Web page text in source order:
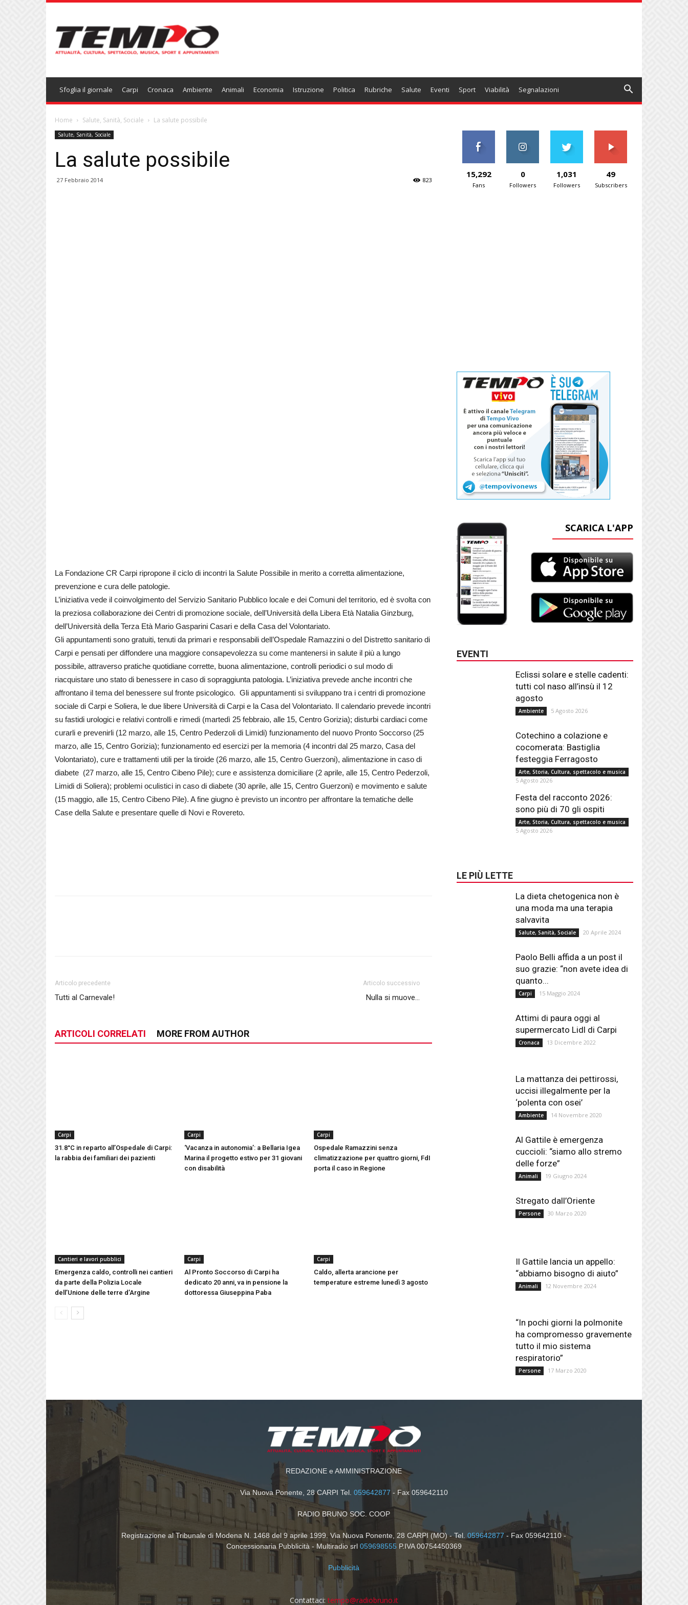
Sfoglia il giornale Carpi Cronaca Ambiente Animali Economia Istruzione Politica Rubriche Salute Eventi Sport Viabilità Segnalazioni
Home Salute, Sanità, Sociale La salute possibile
Salute, Sanità, Sociale
La salute possibile
27 Febbraio 2014 823
La Fondazione CR Carpi ripropone il ciclo di incontri la Salute Possibile in merito a corretta alimentazione,
prevenzione e cura delle patologie.
L’iniziativa vede il coinvolgimento del Servizio Sanitario Pubblico locale e dei Comuni del territorio, ed è svolta con
la preziosa collaborazione dei Centri di promozione sociale, dell’Università della Libera Età Natalia Ginzburg,
dell’Università della Terza Età Mario Gasparini Casari e della Casa del Volontariato.
Gli appuntamenti sono gratuiti, tenuti da primari e responsabili dell’Ospedale Ramazzini o del Distretto sanitario di
Carpi e pensati per diffondere una maggiore consapevolezza su come mantenersi in salute il più a lungo
possibile, attraverso pratiche quotidiane corrette, buona alimentazione, controlli periodici o sul modo di
riacquistare uno stato di benessere in caso di sopraggiunta patologia. L’iniziativa prevede anche incontri che
affrontano il tema del benessere sul fronte psicologico. Gli appuntamenti si sviluppano tra i centri di promozione
sociale di Carpi e Soliera, le due libere Università di Carpi e la Casa del Volontariato. Il calendario prevede incontri
su fastidi urologici e relativi controlli e rimedi (martedì 25 febbraio, alle 15, Centro Gorizia); disturbi cardiaci come
curarli e prevenirli (12 marzo, alle 15, Centro Pederzoli di Limidi) funzionamento del nuovo Pronto Soccorso (25
marzo, alle 15, Centro Gorizia); funzionamento ed esercizi per la memoria (4 incontri dal 25 marzo, Casa del
Volontariato), cure e trattamenti utili per la tiroide (26 marzo, alle 15, Centro Guerzoni), alimentazione in caso di
diabete (27 marzo, alle 15, Centro Cibeno Pile); cure e assistenza domiciliare (2 aprile, alle 15, Centro Pederzoli,
Limidi di Soliera); problemi oculistici in caso di diabete (30 aprile, alle 15, Centro Guerzoni) e movimento e salute
(15 maggio, alle 15, Centro Cibeno Pile). A fine giugno è previsto un incontro per affrontare la tematiche delle
Case della Salute e presentare quelle di Novi e Rovereto.
Articolo precedente
Tutti al Carnevale!
Articolo successivo
Nulla si muove…
ARTICOLI CORRELATI MORE FROM AUTHOR
Carpi
31.8°C in reparto all’Ospedale di Carpi:
la rabbia dei familiari dei pazienti
Carpi
‘Vacanza in autonomia’: a Bellaria Igea
Marina il progetto estivo per 31 giovani
con disabilità
Carpi
Ospedale Ramazzini senza
climatizzazione per quattro giorni, FdI
porta il caso in Regione
Cantieri e lavori pubblici
Emergenza caldo, controlli nei cantieri
da parte della Polizia Locale
dell’Unione delle terre d’Argine
Carpi
Al Pronto Soccorso di Carpi ha
dedicato 20 anni, va in pensione la
dottoressa Giuseppina Paba
Carpi
Caldo, allerta arancione per
temperature estreme lunedì 3 agosto
15,292
Fans
0
Followers
1,031
Followers
49
Subscribers
SCARICA L'APP
EVENTI
Eclissi solare e stelle cadenti:
tutti col naso all’insù il 12
agosto
Ambiente 5 Agosto 2026
Cotechino a colazione e
cocomerata: Bastiglia
festeggia Ferragosto
Arte, Storia, Cultura, spettacolo e musica
5 Agosto 2026
Festa del racconto 2026:
sono più di 70 gli ospiti
Arte, Storia, Cultura, spettacolo e musica
5 Agosto 2026
LE PIÙ LETTE
La dieta chetogenica non è
una moda ma una terapia
salvavita
Salute, Sanità, Sociale 20 Aprile 2024
Paolo Belli affida a un post il
suo grazie: “non avete idea di
quanto...
Carpi 15 Maggio 2024
Attimi di paura oggi al
supermercato Lidl di Carpi
Cronaca 13 Dicembre 2022
La mattanza dei pettirossi,
uccisi illegalmente per la
‘polenta con osei’
Ambiente 14 Novembre 2020
Al Gattile è emergenza
cuccioli: “siamo allo stremo
delle forze”
Animali 19 Giugno 2024
Stregato dall’Oriente
Persone 30 Marzo 2020
Il Gattile lancia un appello:
“abbiamo bisogno di aiuto”
Animali 12 Novembre 2024
“In pochi giorni la polmonite
ha compromesso gravemente
tutto il mio sistema
respiratorio”
Persone 17 Marzo 2020
REDAZIONE e AMMINISTRAZIONE
Via Nuova Ponente, 28 CARPI Tel. 059642877 - Fax 059642110
RADIO BRUNO SOC. COOP
Registrazione al Tribunale di Modena N. 1468 del 9 aprile 1999. Via Nuova Ponente, 28 CARPI (MO) - Tel.059642877 - Fax 059642110 -
Concessionaria Pubblicità - Multiradio srl 059698555P.IVA 00754450369
Pubblicità
Contattaci: tempo@radiobruno.it